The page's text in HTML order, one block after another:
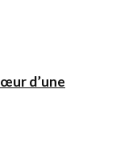
d’une